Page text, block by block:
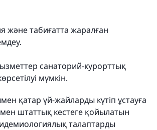
және табиғатта жаралған
санаторий-курорттық
мүмкін.
қатар үй-жайларды күтіп ұстауға
штаттық кестеге қойылатын
талаптарды